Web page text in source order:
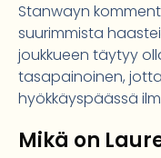
Stanwayn
suurimmista
joukkueen täytyy
tasapainoinen,
hyökkäyspäässä
Mikä on